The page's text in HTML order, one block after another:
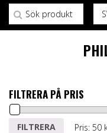
Sök efter:
FILTRERA PÅ PRIS
Min
MaxFILTRERA Pris: 50